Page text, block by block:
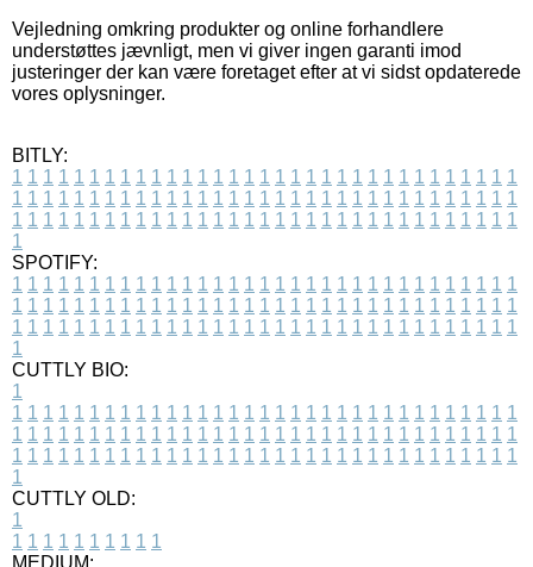
Vejledning omkring produkter og online forhandlere
understøttes jævnligt, men vi giver ingen garanti imod
justeringer der kan være foretaget efter at vi sidst opdaterede
vores oplysninger.
BITLY:
1 1 1 1 1 1 1 1 1 1 1 1 1 1 1 1 1 1 1 1 1 1 1 1 1 1 1 1 1 1 1 1 1
1 1 1 1 1 1 1 1 1 1 1 1 1 1 1 1 1 1 1 1 1 1 1 1 1 1 1 1 1 1 1 1 1
1 1 1 1 1 1 1 1 1 1 1 1 1 1 1 1 1 1 1 1 1 1 1 1 1 1 1 1 1 1 1 1 1
1
SPOTIFY:
1 1 1 1 1 1 1 1 1 1 1 1 1 1 1 1 1 1 1 1 1 1 1 1 1 1 1 1 1 1 1 1 1
1 1 1 1 1 1 1 1 1 1 1 1 1 1 1 1 1 1 1 1 1 1 1 1 1 1 1 1 1 1 1 1 1
1 1 1 1 1 1 1 1 1 1 1 1 1 1 1 1 1 1 1 1 1 1 1 1 1 1 1 1 1 1 1 1 1
1
CUTTLY BIO:
1
1 1 1 1 1 1 1 1 1 1 1 1 1 1 1 1 1 1 1 1 1 1 1 1 1 1 1 1 1 1 1 1 1
1 1 1 1 1 1 1 1 1 1 1 1 1 1 1 1 1 1 1 1 1 1 1 1 1 1 1 1 1 1 1 1 1
1 1 1 1 1 1 1 1 1 1 1 1 1 1 1 1 1 1 1 1 1 1 1 1 1 1 1 1 1 1 1 1 1
1
CUTTLY OLD:
1
1 1 1 1 1 1 1 1 1 1
MEDIUM: